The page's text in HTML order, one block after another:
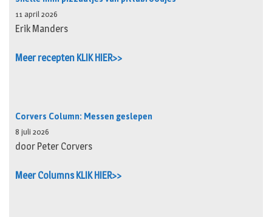
11 april 2026
Erik Manders
Meer recepten KLIK HIER>>
Corvers Column: Messen geslepen
8 juli 2026
door Peter Corvers
Meer Columns KLIK HIER>>